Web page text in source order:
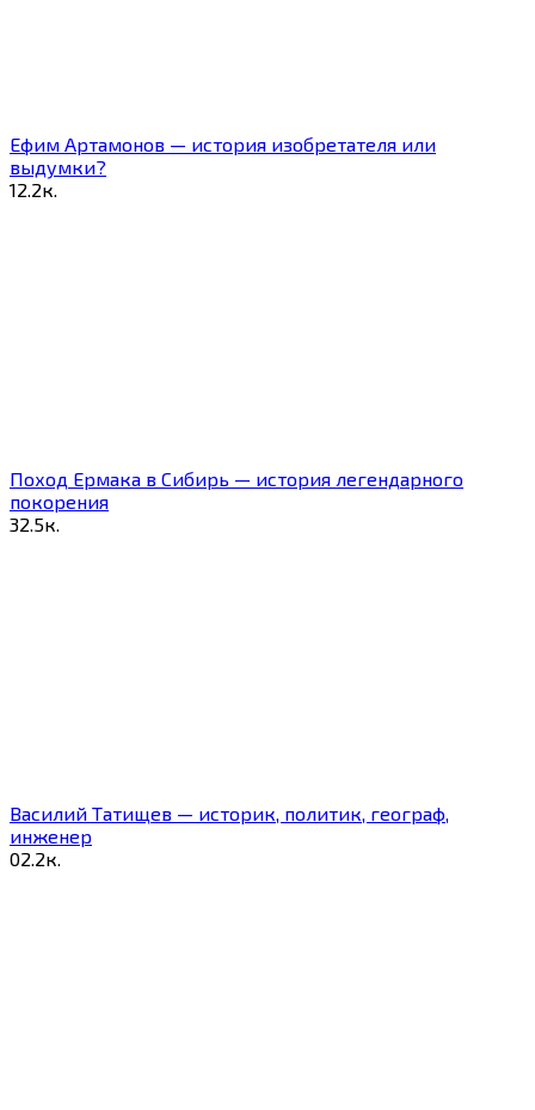
Ефим Артамонов — история изобретателя или
выдумки?
12.2к.
Поход Ермака в Сибирь — история легендарного
покорения
32.5к.
Василий Татищев — историк, политик, географ,
инженер
02.2к.